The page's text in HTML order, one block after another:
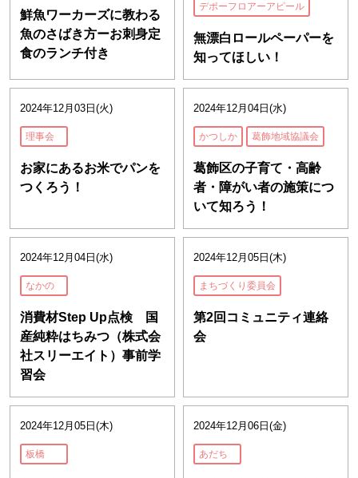
鮮魚ワーカーズに教わる
魚のさばき方ーお刺身定
食のランチ付き
デポーフロアーアピール
無漂白ロールペーパーを
知ってほしい！
2024年12月03日(火)
理事会
お家にあるお米でパンを
つくろう！
2024年12月04日(水)
かつしか 葛飾地域協議会
葛飾区の子育て・高齢
者・障がい者の施策につ
いて知ろう！
2024年12月04日(水)
なかの
消費材Step Up点検 国
産純粋はちみつ（株式会
社スリーエイト）事前学
習会
2024年12月05日(木)
まちづくり委員会
第2回コミュニティ連絡
会
2024年12月05日(木)
板橋
2024年12月06日(金)
あだち